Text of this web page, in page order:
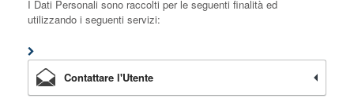
I Dati Personali sono raccolti per le seguenti finalità ed
utilizzando i seguenti servizi:
Contattare l'Utente